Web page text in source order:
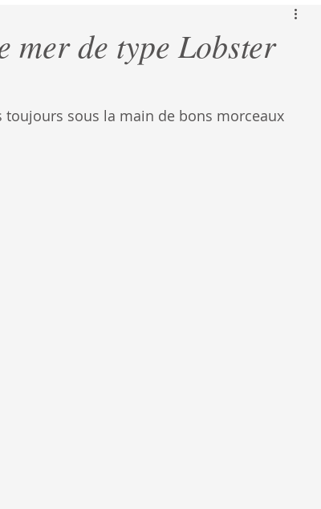
À croquer de rire
mer de type Lobster
toujours sous la main de bons morceaux